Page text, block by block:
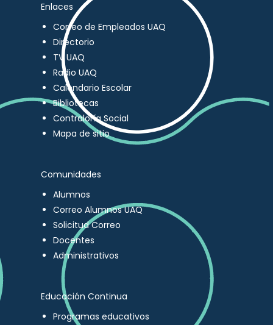
Enlaces
Correo de Empleados UAQ
Directorio
TV UAQ
Radio UAQ
Calendario Escolar
Bibliotecas
Contraloría Social
Mapa de sitio
Comunidades
Alumnos
Correo Alumnos UAQ
Solicitud Correo
Docentes
Administrativos
Educación Continua
Programas educativos